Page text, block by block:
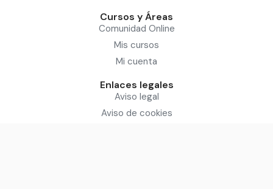
Cursos y Áreas
Comunidad Online
Mis cursos
Mi cuenta
Enlaces legales
Aviso legal
Aviso de cookies